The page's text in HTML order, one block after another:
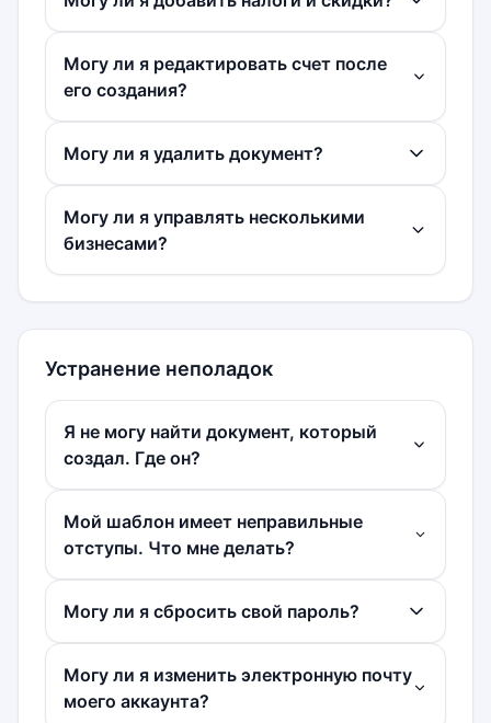
Могу ли я редактировать счет после
его создания?
Могу ли я удалить документ?
Могу ли я управлять несколькими
бизнесами?
Устранение неполадок
Я не могу найти документ, который
создал. Где он?
Мой шаблон имеет неправильные
отступы. Что мне делать?
Могу ли я сбросить свой пароль?
Могу ли я изменить электронную почту
моего аккаунта?